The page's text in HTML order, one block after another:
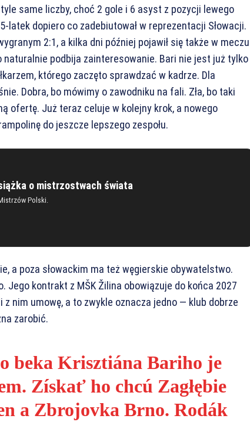
same liczby, choć 2 gole i 6 asyst z pozycji lewego
latek dopiero co zadebiutował w reprezentacji Słowacji.
2:1, a kilka dni później pojawił się także w meczu
naturalnie podbija zainteresowanie. Bari nie jest już tylko
którego zaczęto sprawdzać w kadrze. Dla
Dobra, bo mówimy o zawodniku na fali. Zła, bo taki
ofertę. Już teraz celuje w kolejny krok, a nowego
do jeszcze lepszego zespołu.
o mistrzostwach świata
Polski.
a poza słowackim ma też węgierskie obywatelstwo.
Jego kontrakt z MŠK Žilina obowiązuje do końca 2027
z nim umowę, a to zwykle oznacza jedno — klub dobrze
zarobić.
beka Krisztiána Bariho je
Získať ho chcú Zagłębie
a Zbrojovka Brno. Rodák